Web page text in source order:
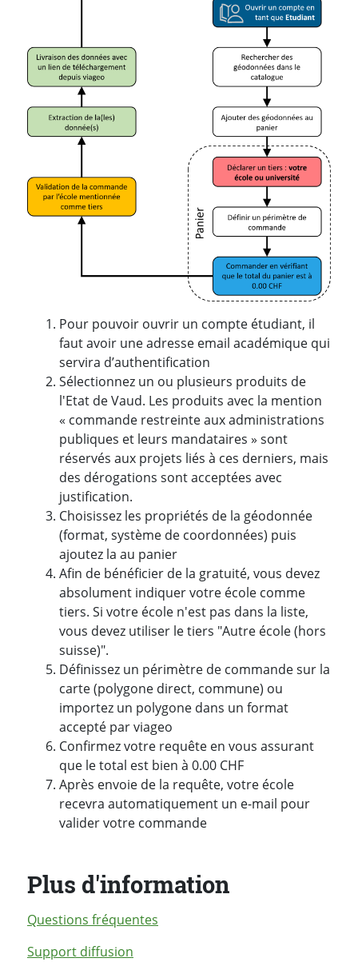
Pour pouvoir ouvrir un compte étudiant, il
faut avoir une adresse email académique qui
servira d’authentification
Sélectionnez un ou plusieurs produits de
l'Etat de Vaud. Les produits avec la mention
« commande restreinte aux administrations
publiques et leurs mandataires » sont
réservés aux projets liés à ces derniers, mais
des dérogations sont acceptées avec
justification.
Choisissez les propriétés de la géodonnée
(format, système de coordonnées) puis
ajoutez la au panier
Afin de bénéficier de la gratuité, vous devez
absolument indiquer votre école comme
tiers. Si votre école n'est pas dans la liste,
vous devez utiliser le tiers "Autre école (hors
suisse)".
Définissez un périmètre de commande sur la
carte (polygone direct, commune) ou
importez un polygone dans un format
accepté par viageo
Confirmez votre requête en vous assurant
que le total est bien à 0.00 CHF
Après envoie de la requête, votre école
recevra automatiquement un e-mail pour
valider votre commande
Plus d'information
Questions fréquentes
Support diffusion